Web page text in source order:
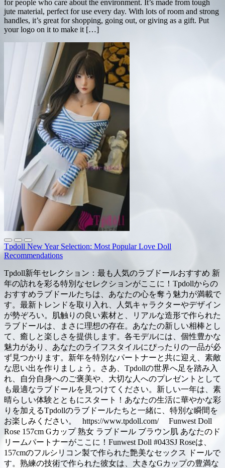
for people who care about the environment. It’s made from tough
jute material, perfect for use every day. With lots of room and strong
handles, it’s great for shopping, going out, or giving as a gift. Put
your logo on it to make it […]
Tpdoll New Year Selection: Most Popular Love Doll
Recommendations
Tpdoll新年セレクション：最も人気のラブドールおすすめ 新
年の訪れを彩る特別なセレクションがここに！Tpdollからの
おすすめラブドールたちは、あなたの心を奪う魅力が満載で
す。最新トレンドを取り入れ、人気キャラクターやデザイン
が勢ぞろい。肌触りの良い素材と、リアルな造形で作られた
ラブドールは、まさに理想の存在。あなたの新しい相棒とし
て、癒しと楽しさを提供します。各モデルには、個性豊かな
魅力があり、あなたのライフスタイルにぴったりの一品が必
ず見つかります。新年を特別なパートナーと共に迎え、素敵
な思い出を作りましょう。さあ、Tpdollの世界へ足を踏み入
れ、自分自身へのご褒美や、大切な人へのプレゼントとして
も最適なラブドールを見つけてください。新しい一年は、素
晴らしい体験とともにスタート！あなたの生活に華やかな彩
りを加えるTpdollのラブドールたちと一緒に、特別な瞬間を
お楽しみください。 https://www.tpdoll.com/ Funwest Doll
Rose 157cm Gカップ 熟女 ラブドール ブラウン肌 あなたのド
リームパートナーがここに！Funwest Doll #043SJ Roseは、
157cmのフルシリコン製で作られた艶美なセックス ドールで
す。熟練の技術で作られた彼女は、大きなGカップの豊満な